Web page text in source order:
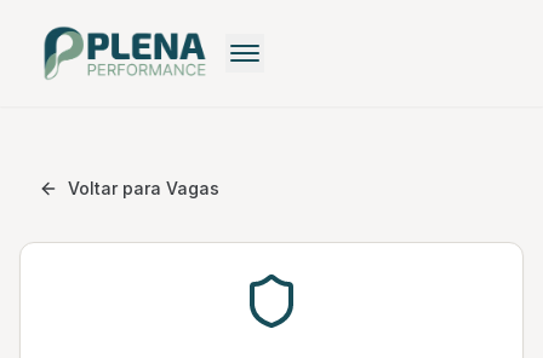
Recrutamento: Saiba mais
Voltar para Vagas